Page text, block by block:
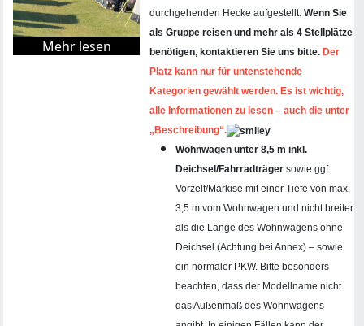
Mehr lesen
durchgehenden Hecke aufgestellt. Wenn Sie
als Gruppe reisen und mehr als 4 Stellplätze
benötigen, kontaktieren Sie uns bitte. Der
Platz kann nur für untenstehende
Kategorien gewählt werden. Es ist wichtig,
alle Informationen zu lesen – auch die unter
„Beschreibung“.
Wohnwagen unter 8,5 m inkl.
Deichsel/Fahrradträger sowie ggf.
Vorzelt/Markise mit einer Tiefe von max.
3,5 m vom Wohnwagen und nicht breiter
als die Länge des Wohnwagens ohne
Deichsel (Achtung bei Annex) – sowie
ein normaler PKW. Bitte besonders
beachten, dass der Modellname nicht
das Außenmaß des Wohnwagens